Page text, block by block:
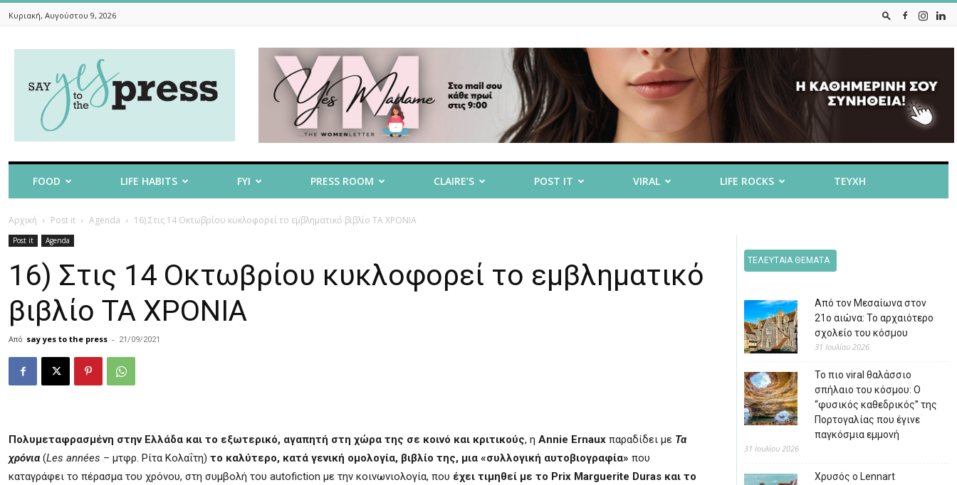
Κυριακή, Αυγούστου 9, 2026
To
The
FOOD LIFE HABITS FYI PRESS ROOM CLAIRE’S POST IT VIRAL LIFE ROCKS ΤΕΥΧΗ
Αρχική Post it Agenda 16) Στις 14 Οκτωβρίου κυκλοφορεί το εμβληματικό βιβλίο ΤΑ ΧΡΟΝΙΑ
Post it Agenda
16) Στις 14 Οκτωβρίου κυκλοφορεί το εμβληματικό
βιβλίο ΤΑ ΧΡΟΝΙΑ
Από say yes to the press - 21/09/2021
Πολυμεταφρασμένη στην Ελλάδα και το εξωτερικό, αγαπητή στη χώρα της σε κοινό και κριτικούς, η Annie Ernaux παραδίδει με Τα
χρόνια (Les années – μτφρ. Ρίτα Κολαΐτη) το καλύτερο, κατά γενική ομολογία, βιβλίο της, μια «συλλογική αυτοβιογραφία» που
καταγράφει το πέρασμα του χρόνου, στη συμβολή του autofiction με την κοινωνιολογία, που έχει τιμηθεί με το Prix Marguerite Duras και το
ΤΕΛΕΥΤΑΙΑ ΘΕΜΑΤΑ
Από τον Μεσαίωνα στον
21ο αιώνα: Το αρχαιότερο
σχολείο του κόσμου
31 Ιουλίου 2026
Το πιο viral θαλάσσιο
σπήλαιο του κόσμου: Ο
“φυσικός καθεδρικός” της
Πορτογαλίας που έγινε
παγκόσμια εμμονή
31 Ιουλίου 2026
Χρυσός ο Lennart